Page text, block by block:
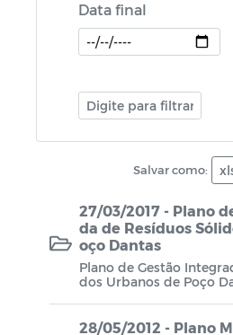
Leis
LOA - Lei
Data final
Salvar como:
27/03/2017 - Plano
da de Resíduos
oço Dantas
Plano de Gestão
dos Urbanos de Poço
28/05/2012 - Plano